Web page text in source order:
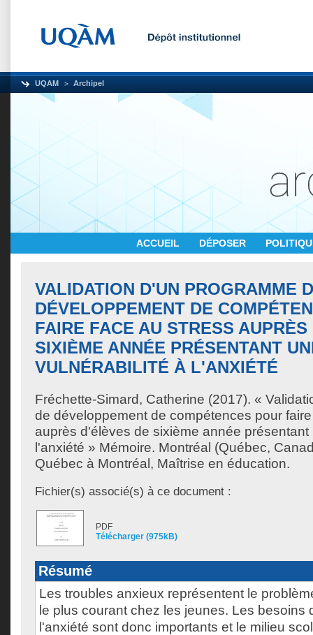
UQAM Archipel
ACCUEIL DÉPOSER
VALIDATION D'UN PROGRAMME
DÉVELOPPEMENT DE
FAIRE FACE AU STRESS
SIXIÈME ANNÉE PRÉSENTANT
VULNÉRABILITÉ À L'ANXIÉTÉ
Fréchette-Simard, Catherine (2017). «
de développement de compétences pour
auprès d'élèves de sixième année
l'anxiété » Mémoire. Montréal (Québec,
Québec à Montréal, Maîtrise en éducation.
Fichier(s) associé(s) à ce document :
PDF
Télécharger (975kB)
Résumé
Les troubles anxieux représentent le
le plus courant chez les jeunes. Les besoins
l'anxiété sont donc importants et le milieu